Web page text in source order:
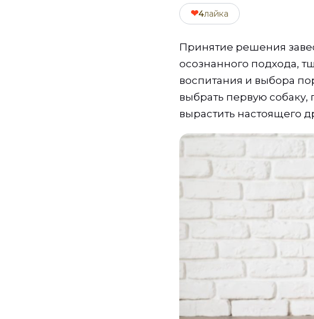
❤4лайка
Принятие решения
осознанного подхода,
воспитания и выбора
выбрать первую собаку,
вырастить настоящего